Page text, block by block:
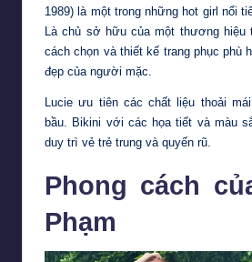
1989) là một trong những hot girl nổi
Là chủ sở hữu của một thương hiệu
cách chọn và thiết kế trang phục phù
đẹp của người mặc.
Lucie ưu tiên các chất liệu thoải
bầu. Bikini với các họa tiết và màu
duy trì vẻ trẻ trung và quyến rũ.
Phong cách
Phạm